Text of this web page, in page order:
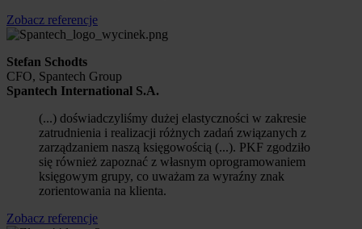
Zobacz referencje
Stefan Schodts
CFO, Spantech Group
Spantech International S.A.
(...) doświadczyliśmy dużej elastyczności w zakresie
zatrudnienia i realizacji różnych zadań związanych z
zarządzaniem naszą księgowością (...). PKF zgodziło
się również zapoznać z własnym oprogramowaniem
księgowym grupy, co uważam za wyraźny znak
zorientowania na klienta.
Zobacz referencje